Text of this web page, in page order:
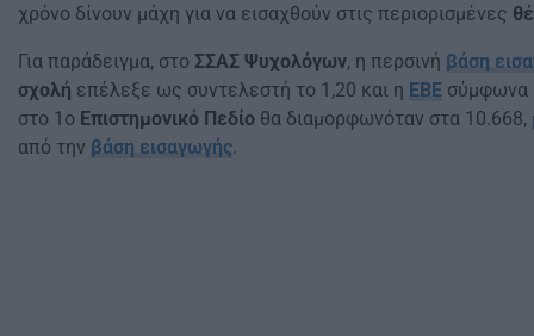
χρόνο δίνουν μάχη για να εισαχθούν στις περιορισμένες
Για παράδειγμα, στο ΣΣΑΣ Ψυχολόγων, η περσινή βάση
σχολή επέλεξε ως συντελεστή το 1,20 και η ΕΒΕ σύμφωνα
στο 1ο Επιστημονικό Πεδίο θα διαμορφωνόταν στα 10.668,
από την βάση εισαγωγής.